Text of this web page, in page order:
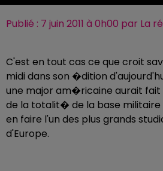
Publié : 7 juin 2011 à 0h00 par La
C'est en tout cas ce que croit
midi dans son �dition
une major am�ricaine aurait
de la totalit� de la base militaire
en faire l'un des plus grands
d'Europe.